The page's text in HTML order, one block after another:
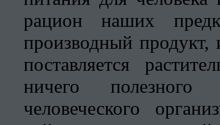
рацион наших
производный продукт,
поставляется
ничего
человеческого